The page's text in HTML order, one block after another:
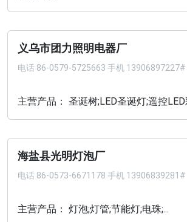
义乌市团力照明电器厂
电话 86-0579-5725663 手机 13906897227#
主营产品： 圣诞树;LED圣诞灯;遥控LED
海盐县光明灯泡厂
电话 86-0573-6671178 手机 13906839281#
主营产品： 灯泡;灯管;节能灯;电珠;...